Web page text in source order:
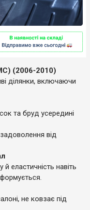
(2006-2010)
ділянки, включаючи
та бруд усередині
від
еластичність навіть
не ковзає під